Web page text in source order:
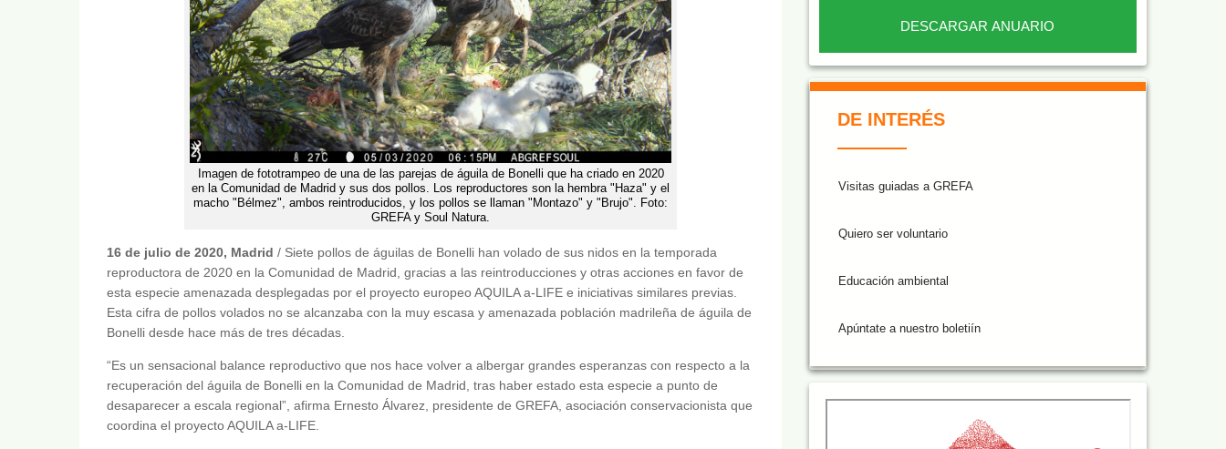
Imagen de fototrampeo de una de las parejas de águila de Bonelli que ha criado en 2020
en la Comunidad de Madrid y sus dos pollos. Los reproductores son la hembra "Haza" y el
macho "Bélmez", ambos reintroducidos, y los pollos se llaman "Montazo" y "Brujo". Foto:
GREFA y Soul Natura.
16 de julio de 2020, Madrid / Siete pollos de águilas de Bonelli han volado de sus nidos en la temporada
reproductora de 2020 en la Comunidad de Madrid, gracias a las reintroducciones y otras acciones en favor de
esta especie amenazada desplegadas por el proyecto europeo AQUILA a-LIFE e iniciativas similares previas.
Esta cifra de pollos volados no se alcanzaba con la muy escasa y amenazada población madrileña de águila de
Bonelli desde hace más de tres décadas.
“Es un sensacional balance reproductivo que nos hace volver a albergar grandes esperanzas con respecto a la
recuperación del águila de Bonelli en la Comunidad de Madrid, tras haber estado esta especie a punto de
desaparecer a escala regional”, afirma Ernesto Álvarez, presidente de GREFA, asociación conservacionista que
coordina el proyecto AQUILA a-LIFE.
DESCARGAR ANUARIO
DE INTERÉS
Visitas guiadas a GREFA
Quiero ser voluntario
Educación ambiental
Apúntate a nuestro boletiín